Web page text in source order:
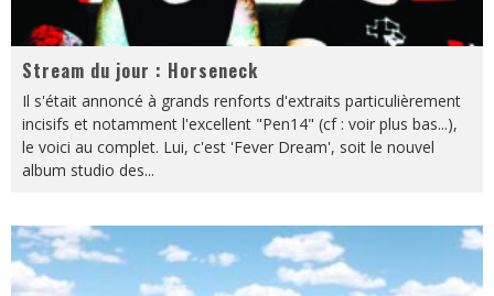
Stream du jour : Horseneck
Il s'était annoncé à grands renforts d'extraits particulièrement
incisifs et notamment l'excellent "Pen14" (cf : voir plus bas...),
le voici au complet. Lui, c'est 'Fever Dream', soit le nouvel
album studio des...